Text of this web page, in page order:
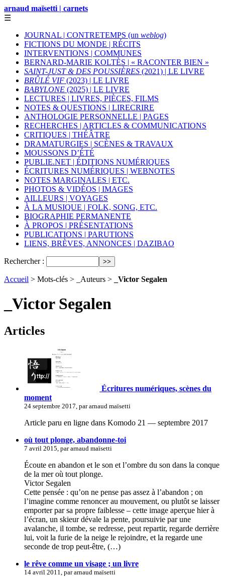
arnaud maïsetti | carnets
☰
JOURNAL | CONTRETEMPS (un weblog)
FICTIONS DU MONDE | RÉCITS
INTERVENTIONS | COMMUNES
BERNARD-MARIE KOLTÈS | « RACONTER BIEN »
SAINT-JUST & DES POUSSIÈRES (2021) | LE LIVRE
BRÛLÉ VIF (2023) | LE LIVRE
BABYLONE (2025) | LE LIVRE
LECTURES | LIVRES, PIÈCES, FILMS
NOTES & QUESTIONS | LIRECRIRE
ANTHOLOGIE PERSONNELLE | PAGES
RECHERCHES | ARTICLES & COMMUNICATIONS
CRITIQUES | THÉÂTRE
DRAMATURGIES | SCÈNES & TRAVAUX
MOUSSONS D’ÉTÉ
PUBLIE.NET | ÉDITIONS NUMÉRIQUES
ÉCRITURES NUMÉRIQUES | WEBNOTES
NOTES MARGINALES | ETC.
PHOTOS & VIDÉOS | IMAGES
AILLEURS | VOYAGES
À LA MUSIQUE | FOLK, SONG, ETC.
BIOGRAPHIE PERMANENTE
À PROPOS | PRÉSENTATIONS
PUBLICATIONS | PARUTIONS
LIENS, BRÈVES, ANNONCES | DAZIBAO
Rechercher :
Accueil > Mots-clés > _Auteurs > _Victor Segalen
_Victor Segalen
Articles
Écritures numériques, scènes du
moment
24 septembre 2017, par arnaud maïsetti
Article paru en ligne dans Komodo 21 — septembre 2017
où tout plonge, abandonne-toi
7 avril 2015, par arnaud maïsetti
Écoute en abandon et le son et l’ombre du son dans la conque
de la mer où tout plonge.
Victor Segalen
Cette pensée : qu’on ne pense pas assez à l’abandon ; on
l’imagine comme renoncer au mouvement, ou plutôt se laisser
emporter par sa propre faiblesse – cette image aperçue hier à
l’écran, un skieur dévale la pente, poursuivie par une
avalanche, il tombe, se redresse, peut repartir, regarde derrière
lui, voit la furie de la neige le rejoindre, et la regarde une
seconde de trop peut-être, (…)
le rêve comme un visage ; un livre
14 avril 2011, par arnaud maïsetti